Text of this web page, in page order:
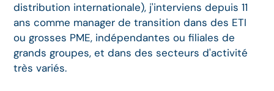
distribution internationale), j'interviens depuis 11
ans comme manager de transition dans des ETI
ou grosses PME, indépendantes ou filiales de
grands groupes, et dans des secteurs d'activité
très variés.